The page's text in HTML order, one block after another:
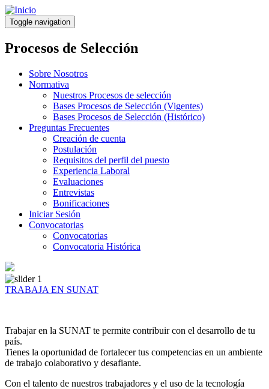
Pasar
al
contenido
principal
Toggle navigation
Procesos de Selección
Sobre Nosotros
Normativa
Nuestros Procesos de selección
Bases Procesos de Selección (Vigentes)
Bases Procesos de Selección (Histórico)
Preguntas Frecuentes
Creación de cuenta
Postulación
Requisitos del perfil del puesto
Experiencia Laboral
Evaluaciones
Entrevistas
Bonificaciones
Iniciar Sesión
Convocatorias
Convocatorias
Convocatoria Histórica
TRABAJA EN SUNAT
Trabajar en la SUNAT te permite contribuir con el desarrollo de tu
país.
Tienes la oportunidad de fortalecer tus competencias en un ambiente
de trabajo colaborativo y desafiante.
Con el talento de nuestros trabajadores y el uso de la tecnología